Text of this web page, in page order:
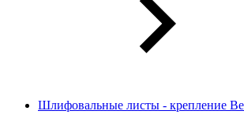
Шлифовальные листы - крепление